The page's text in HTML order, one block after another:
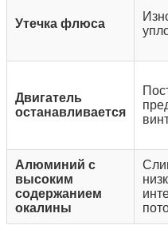
Утечка флюса
Двигатель
останавливается
Алюминий с
высоким
содержанием
окалины